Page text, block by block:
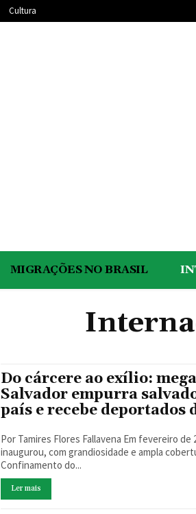
Cultura
MIGRAÇÕES NO BRASIL
Do cárcere ao exílio:
Salvador empurra
país e recebe deportados
Por Tamires Flores Fallavena Em fevereiro de 2023, o governo de Nayib Bukele
inaugurou, com grandiosidade e ampla
Confinamento do...
Ler mais